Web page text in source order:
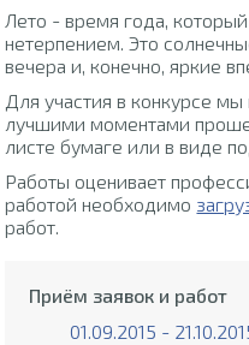
Лето - время года,
нетерпением. Это
вечера и, конечно, яркие
Для участия в конкурсе
лучшими моментами
листе бумаге или в виде
Работы оценивает
работой необходимо
работ.
Приём заявок и работ
01.09.2015 -